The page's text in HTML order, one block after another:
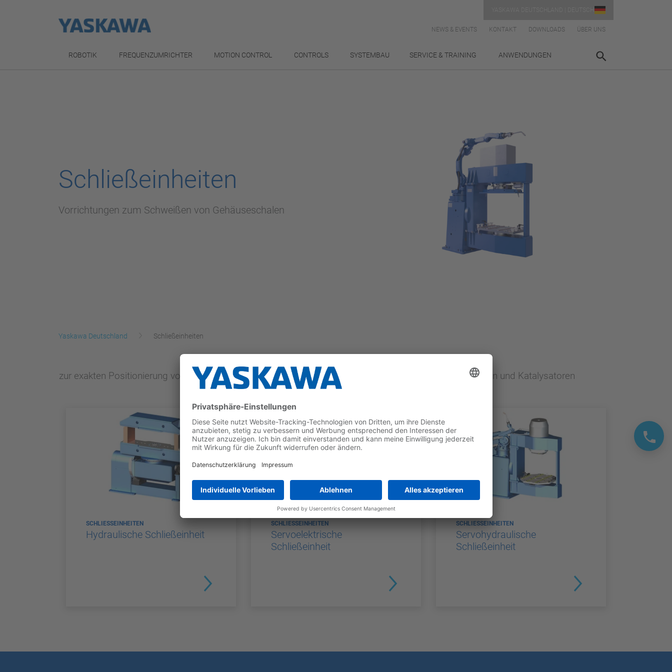
NEWS & EVENTS KONTAKT DOWNLOADS ÜBER UNS
ROBOTIK FREQUENZUMRICHTER MOTION CONTROL CONTROLS SYSTEMBAU SERVICE & TRAINING ANWENDUNGEN
Schließeinheiten
Vorrichtungen zum Schweißen von Gehäuseschalen
Yaskawa Deutschland Schließeinheiten
zur exakten Positionierung von Gehäuseschalen beim Lichtbogen-Roboterschweißen von Abgassystemen und Katalysatoren
SCHLIESSEINHEITEN
Hydraulische Schließeinheit
SCHLIESSEINHEITEN
Servoelektrische
Schließeinheit
SCHLIESSEINHEITEN
Servohydraulische
Schließeinheit